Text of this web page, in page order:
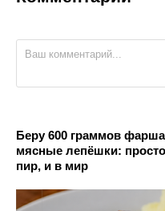
Беру 600 граммов
мясные лепёшки:
пир, и в мир